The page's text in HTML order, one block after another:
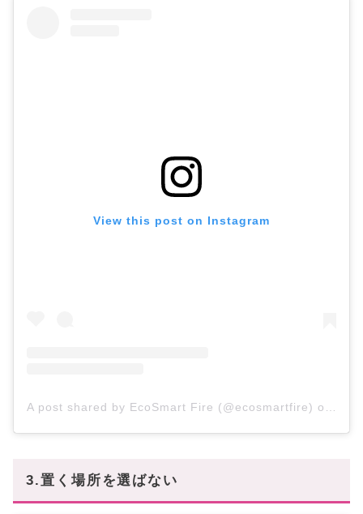
View this post on Instagram
A post shared by EcoSmart Fire (@ecosmartfire) on
3.置く場所を選ばない